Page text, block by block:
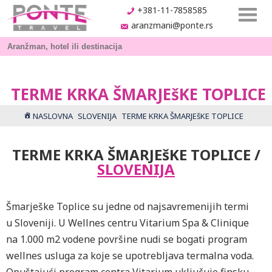
+381-11-7858585
aranzmani@ponte.rs
TERME KRKA ŠMARJEšKE TOPLICE
NASLOVNA SLOVENIJA TERME KRKA ŠMARJEšKE TOPLICE
TERME KRKA ŠMARJEšKE TOPLICE /
SLOVENIJA
Šmarješke Toplice su jedne od najsavremenijih termi
u Sloveniji. U Wellnes centru Vitarium Spa & Clinique
na 1.000 m2 vodene površine nudi se bogati program
wellnes usluga za koje se upotrebljava termalna voda.